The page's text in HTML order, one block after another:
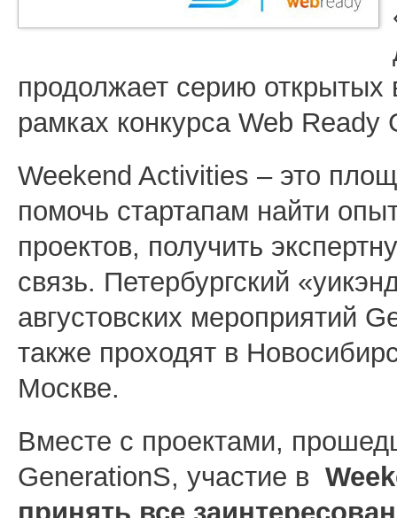
продолжает серию открытых
рамках конкурса Web Ready
Weekend Activities – это
помочь стартапам найти
проектов, получить
связь. Петербургский
августовских мероприятий
также проходят в
Москве.
Вместе с проектами,
GenerationS, участие в